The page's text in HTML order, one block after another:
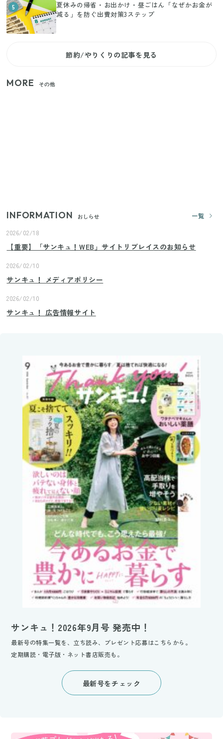
5
夏休みの帰省・お出かけ・昼ごはん「なぜかお金が
減る」を防ぐ出費対策3ステップ
節約/やりくりの記事を見る
MORE その他
INFORMATION おしらせ
一覧
2026/02/18
【重要】「サンキュ！WEB」サイトリプレイスのお知らせ
2026/02/10
サンキュ！ メディアポリシー
2026/02/10
サンキュ！ 広告情報サイト
サンキュ！2026年9月号 発売中！
最新号の特集一覧を、立ち読み、プレゼント応募はこちらから。
定期購読・電子版・ネット書店販売も。
最新号をチェック